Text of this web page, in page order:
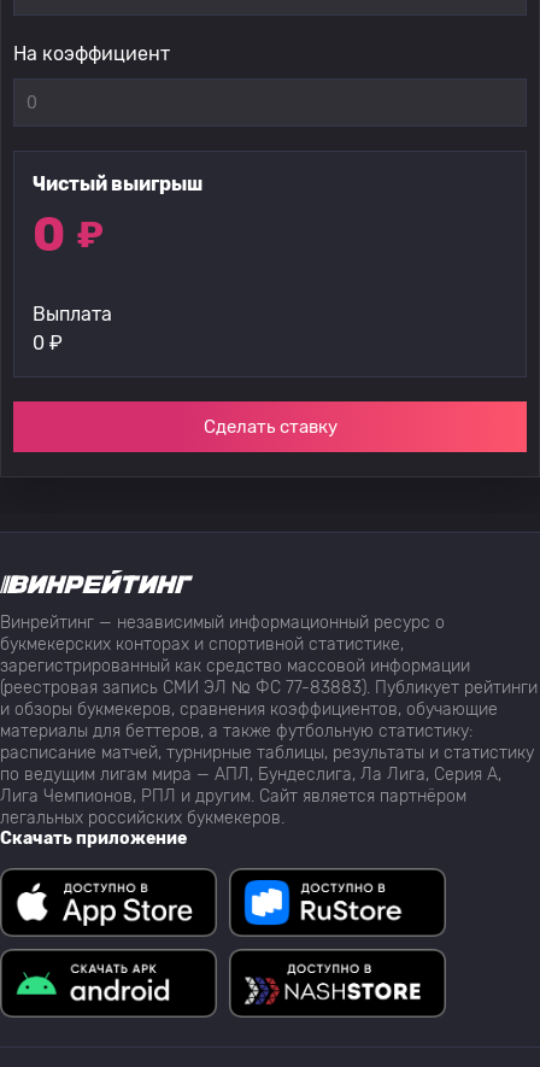
На коэффициент
Чистый выигрыш
0 ₽
Выплата
0 ₽
Сделать ставку
Винрейтинг — независимый информационный ресурс о
букмекерских конторах и спортивной статистике,
зарегистрированный как средство массовой информации
(реестровая запись СМИ ЭЛ № ФС 77-83883). Публикует рейтинги
и обзоры букмекеров, сравнения коэффициентов, обучающие
материалы для беттеров, а также футбольную статистику:
расписание матчей, турнирные таблицы, результаты и статистику
по ведущим лигам мира — АПЛ, Бундеслига, Ла Лига, Серия А,
Лига Чемпионов, РПЛ и другим. Сайт является партнёром
легальных российских букмекеров.
Скачать приложение